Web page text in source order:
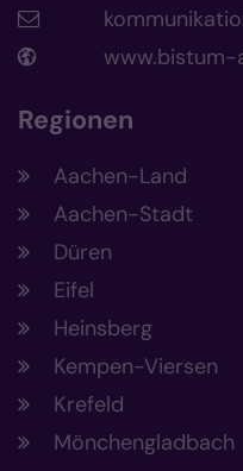
www.bistum-
Regionen
Aachen-Land
Aachen-Stadt
Düren
Eifel
Heinsberg
Kempen-Viersen
Krefeld
Mönchengladbach